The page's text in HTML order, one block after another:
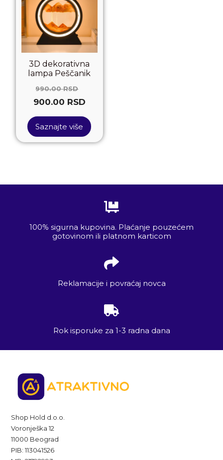
3D dekorativna
lampa Peščanik
990.00RSD
900.00 RSD
Saznajte više
100% sigurna kupovina. Plaćanje pouzećem
gotovinom ili platnom karticom
Reklamacije i povraćaj novca
Rok isporuke za 1-3 radna dana
Shop Hold d.o.o.
Voronješka 12
11000 Beograd
PIB: 113041526